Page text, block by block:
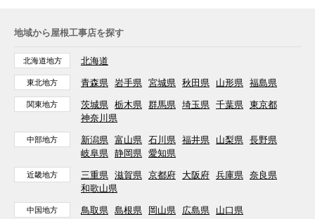
地域から屋根工事店を探す
北海道地方 北海道
東北地方 青森県 岩手県 宮城県 秋田県 山形県 福島県
関東地方 茨城県 栃木県 群馬県 埼玉県 千葉県 東京都
神奈川県
中部地方 新潟県 富山県 石川県 福井県 山梨県 長野県
岐阜県 静岡県 愛知県
近畿地方 三重県 滋賀県 京都府 大阪府 兵庫県 奈良県
和歌山県
中国地方 鳥取県 島根県 岡山県 広島県 山口県